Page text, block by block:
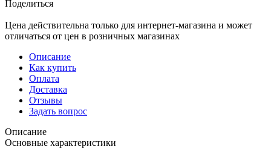
Поделиться
Цена действительна только для интернет-магазина и может
отличаться от цен в розничных магазинах
Описание
Как купить
Оплата
Доставка
Отзывы
Задать вопрос
Описание
Основные характеристики